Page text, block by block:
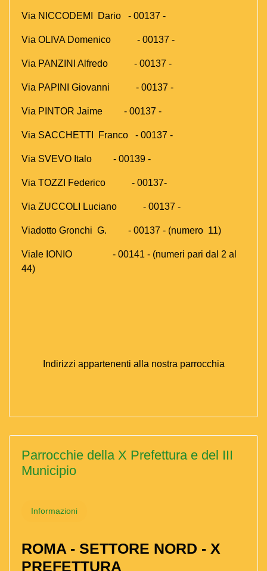
Via NICCODEMI Dario - 00137 -
Via OLIVA Domenico - 00137 -
Via PANZINI Alfredo - 00137 -
Via PAPINI Giovanni - 00137 -
Via PINTOR Jaime - 00137 -
Via SACCHETTI Franco - 00137 -
Via SVEVO Italo - 00139 -
Via TOZZI Federico - 00137-
Via ZUCCOLI Luciano - 00137 -
Viadotto Gronchi G. - 00137 - (numero 11)
Viale IONIO - 00141 - (numeri pari dal 2 al
44)
Indirizzi appartenenti alla nostra parrocchia
Parrocchie della X Prefettura e del III
Municipio
Informazioni
ROMA - SETTORE NORD - X
PREFETTURA